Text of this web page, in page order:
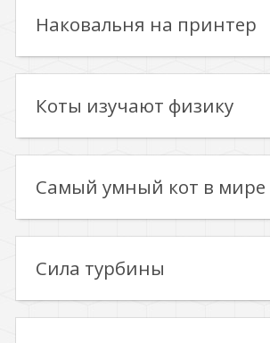
Наковальня на принтер
Коты изучают физику
Самый умный кот в мире
Сила турбины